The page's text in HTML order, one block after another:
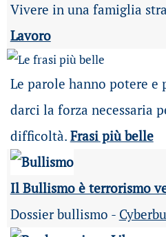
Vivere in una famiglia
Lavoro
Le parole hanno potere e
darci la forza necessaria
difficoltà. Frasi più belle
Il Bullismo è terrorismo
Dossier bullismo -